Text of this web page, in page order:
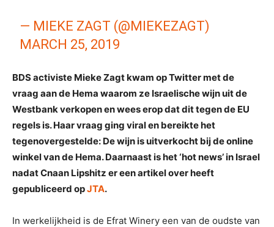
— MIEKE ZAGT (@MIEKEZAGT)
MARCH 25, 2019
BDS activiste Mieke Zagt kwam op Twitter met de
vraag aan de Hema waarom ze Israelische wijn uit de
Westbank verkopen en wees erop dat dit tegen de EU
regels is. Haar vraag ging viral en bereikte het
tegenovergestelde: De wijn is uitverkocht bij de online
winkel van de Hema. Daarnaast is het ‘hot news’ in Israel
nadat Cnaan Lipshitz er een artikel over heeft
gepubliceerd opJTA.
In werkelijkheid is de Efrat Winery een van de oudste van